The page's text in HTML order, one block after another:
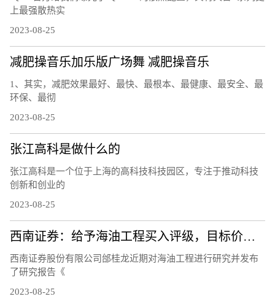
上最强散热实
2023-08-25
减肥操音乐加乐版广场舞 减肥操音乐
1、其实，减肥效果最好、最快、最根本、最健康、最安全、最
环保、最彻
2023-08-25
张江高科是做什么的
张江高科是一个位于上海的高科技科技园区，专注于推动科技
创新和创业的
2023-08-25
西南证券：给予海油工程买入评级，目标价位9.3元
西南证券股份有限公司邰桂龙近期对海油工程进行研究并发布
了研究报告《
2023-08-25